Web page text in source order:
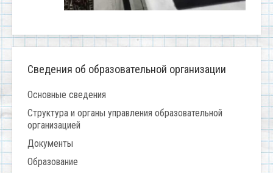
Сведения об образовательной организации
Основные сведения
Структура и органы управления образовательной
организацией
Документы
Образование